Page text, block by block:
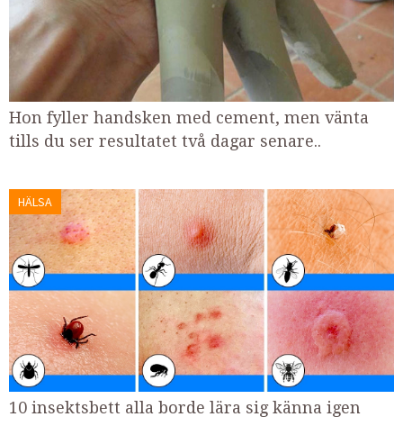
Hon fyller handsken med cement, men vänta
tills du ser resultatet två dagar senare..
HÄLSA
10 insektsbett alla borde lära sig känna igen